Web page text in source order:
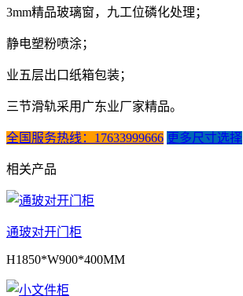
3mm精品玻璃窗，九工位磷化处理；
静电塑粉喷涂；
业五层出口纸箱包装；
三节滑轨采用广东业厂家精品。
全国服务热线：17633999666 更多尺寸选择
相关产品
通玻对开门柜
H1850*W900*400MM